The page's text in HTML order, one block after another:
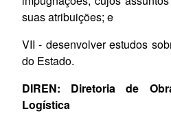
suas atribuições; e
VII - desenvolver estudos
do Estado.
DIREN: Diretoria de
Logística